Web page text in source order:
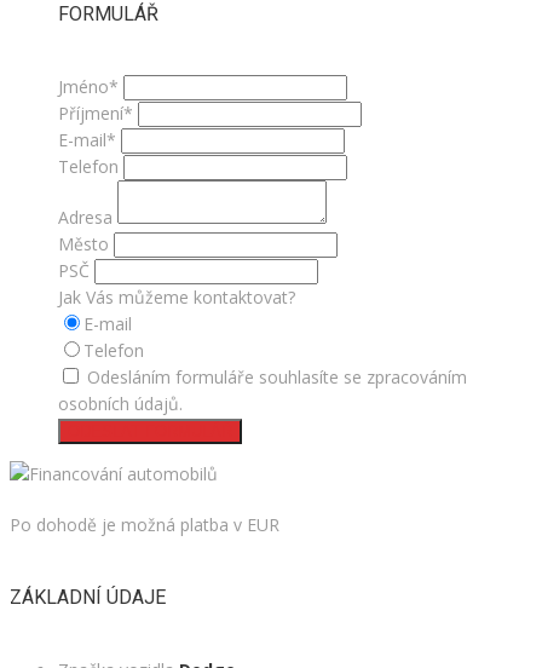
FORMULÁŘ
Jméno*
Příjmení*
E-mail*
Telefon
Adresa
Město
PSČ
Jak Vás můžeme kontaktovat?
E-mail
Telefon
Odesláním formuláře souhlasíte se zpracováním
osobních údajů.
Po dohodě je možná platba v EUR
ZÁKLADNÍ ÚDAJE